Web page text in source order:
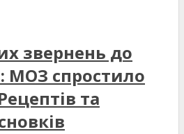
звернень до
МОЗ спростило
та